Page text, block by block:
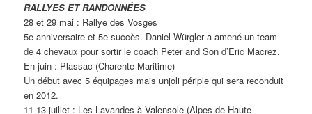
RALLYES ET RANDONNÉES
28 et 29 mai : Rallye des Vosges
5e anniversaire et 5e succès. Daniel Würgler a amené un team
de 4 chevaux pour sortir le coach Peter and Son d’Eric Macrez.
En juin : Plassac (Charente-Maritime)
Un début avec 5 équipages mais unjoli périple qui sera reconduit
en 2012.
11-13 juillet : Les Lavandes à Valensole (Alpes-de-Haute